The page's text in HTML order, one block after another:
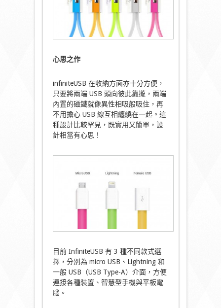
心思之作
infiniteUSB 在收納方面亦十分方便，
只要將兩端 USB 頭向彼此靠攏，兩端
內置的磁鐵就像異性相吸般吸住，再
不用擔心 USB 線互相纏繞在一起。這
種設計比較罕見，既實用又簡單，設
計相當有心思！
目前 InfiniteUSB 有 3 種不同款式選
擇，分別為 micro USB、Lightning 和
一般 USB（USB Type-A）介面，方便
連接各種裝置、智慧型手機與平板電
腦。